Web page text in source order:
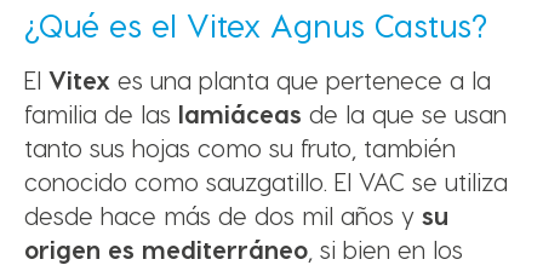
¿Qué es el Vitex Agnus Castus?
El Vitex es una planta que pertenece a la
familia de las lamiáceas de la que se usan
tanto sus hojas como su fruto, también
conocido como sauzgatillo. El VAC se utiliza
desde hace más de dos mil años y su
origen es mediterráneo , si bien en los